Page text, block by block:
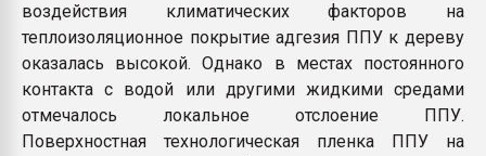
воздействия климатических факторов на
теплоизоляционное покрытие адгезия ППУ к дереву
оказалась высокой. Однако в местах постоянного
контакта с водой или другими жидкими средами
отмечалось локальное отслоение ППУ.
Поверхностная технологическая пленка ППУ на